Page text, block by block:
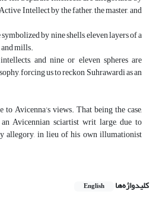
Intellect by the father, the master, and
by nine shells, eleven layers of a
and mills.
and nine or eleven spheres are
forcing us to reckon Suhrawardi as an
Avicenna’s views. That being the case,
Avicennian sciartist writ large, due to
allegory, in lieu of his own illumationist
کلیدواژه‌ها English